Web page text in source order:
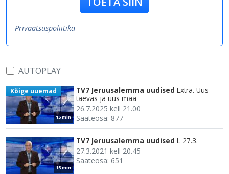
Privaatsuspoliitika
AUTOPLAY
15 min
Kõige uuemad TV7 Jeruusalemma uudised Extra. Uus
taevas ja uus maa
26.7.2025 kell 21.00
Saateosa: 877
15 min
TV7 Jeruusalemma uudised L 27.3.
27.3.2021 kell 20.45
Saateosa: 651